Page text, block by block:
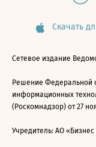
Скачать
Сетевое издание
Решение Федеральной
информационных
(Роскомнадзор) от 27
Учредитель: АО